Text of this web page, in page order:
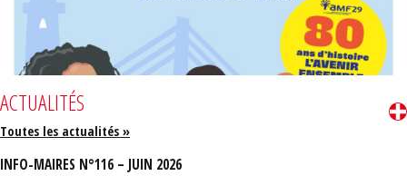
ACTUALITÉS
Toutes les actualités »
INFO-MAIRES N°116 – JUIN 2026